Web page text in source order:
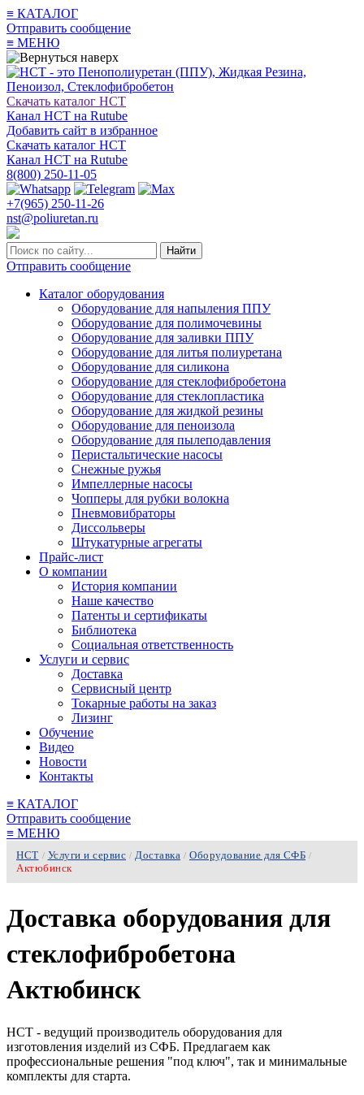
≡ КАТАЛОГ
Отправить сообщение
≡ МЕНЮ
Скачать каталог НСТ
Канал НСТ на Rutube
Добавить сайт в избранное
Скачать каталог НСТ
Канал НСТ на Rutube
8(800) 250-11-05
+7(965) 250-11-26
nst@poliuretan.ru
Найти
Отправить сообщение
Каталог оборудования
Оборудование для напыления ППУ
Оборудование для полимочевины
Оборудование для заливки ППУ
Оборудование для литья полиуретана
Оборудование для силикона
Оборудование для стеклофибробетона
Оборудование для стеклопластика
Оборудование для жидкой резины
Оборудование для пеноизола
Оборудование для пылеподавления
Перистальтические насосы
Снежные ружья
Импеллерные насосы
Чопперы для рубки волокна
Пневмовибраторы
Диссольверы
Штукатурные агрегаты
Прайс-лист
О компании
История компании
Наше качество
Патенты и сертификаты
Библиотека
Социальная ответственность
Услуги и сервис
Доставка
Сервисный центр
Токарные работы на заказ
Лизинг
Обучение
Видео
Новости
Контакты
≡ КАТАЛОГ
Отправить сообщение
≡ МЕНЮ
НСТ / Услуги и сервис / Доставка / Оборудование для СФБ /
Актюбинск
Доставка оборудования для
стеклофибробетона
Актюбинск
НСТ - ведущий производитель оборудования для
изготовления изделий из СФБ. Предлагаем как
профессиональные решения "под ключ", так и минимальные
комплекты для старта.